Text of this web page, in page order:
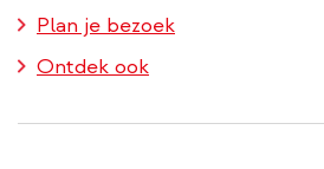
Plan je bezoek
Ontdek ook